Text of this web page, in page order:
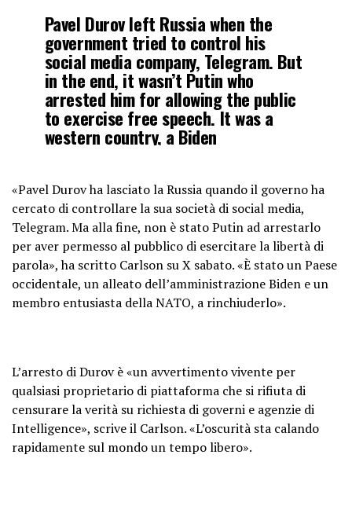
Pavel Durov left Russia when the
government tried to control his
social media company, Telegram. But
in the end, it wasn’t Putin who
arrested him for allowing the public
to exercise free speech. It was a
western country, a Biden
https://t.co/F83E9GbNHC
— Tucker Carlson (@TuckerCarlson)
August 24, 2024
«Pavel Durov ha lasciato la Russia quando il governo ha
cercato di controllare la sua società di social media,
Telegram. Ma alla fine, non è stato Putin ad arrestarlo
per aver permesso al pubblico di esercitare la libertà di
parola», ha scritto Carlson su X sabato. «È stato un Paese
occidentale, un alleato dell’amministrazione Biden e un
membro entusiasta della NATO, a rinchiuderlo».
L’arresto di Durov è «un avvertimento vivente per
qualsiasi proprietario di piattaforma che si rifiuta di
censurare la verità su richiesta di governi e agenzie di
Intelligence», scrive il Carlson. «L’oscurità sta calando
rapidamente sul mondo un tempo libero».